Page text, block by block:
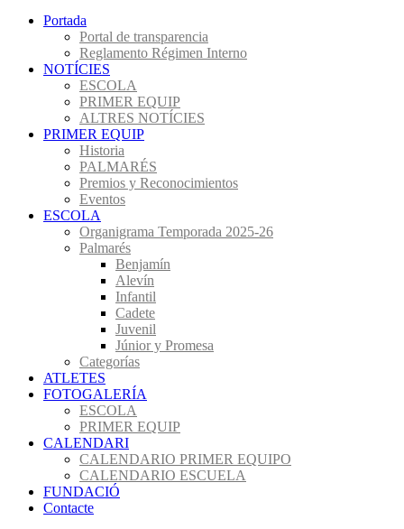
Portada
Portal de transparencia
Reglamento Régimen Interno
NOTÍCIES
ESCOLA
PRIMER EQUIP
ALTRES NOTÍCIES
PRIMER EQUIP
Historia
PALMARÉS
Premios y Reconocimientos
Eventos
ESCOLA
Organigrama Temporada 2025-26
Palmarés
Benjamín
Alevín
Infantil
Cadete
Juvenil
Júnior y Promesa
Categorías
ATLETES
FOTOGALERÍA
ESCOLA
PRIMER EQUIP
CALENDARI
CALENDARIO PRIMER EQUIPO
CALENDARIO ESCUELA
FUNDACIÓ
Contacte